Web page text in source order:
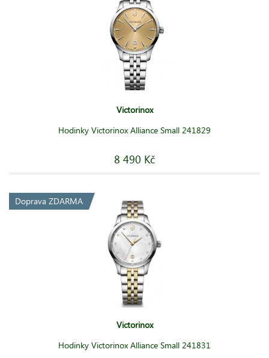
Victorinox
Hodinky Victorinox Alliance Small 241829
8 490 Kč
Doprava ZDARMA
Victorinox
Hodinky Victorinox Alliance Small 241831